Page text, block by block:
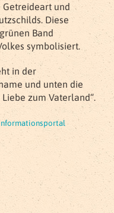
Getreideart und
Diese
Band
symbolisiert.
in der
und unten die
zum Vaterland“.